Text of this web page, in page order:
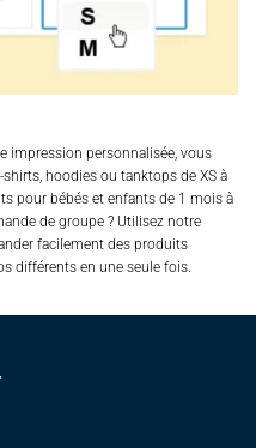
impression personnalisée, vous
hoodies ou tanktops de XS à
pour bébés et enfants de 1 mois à
de groupe ? Utilisez notre
facilement des produits
différents en une seule fois.